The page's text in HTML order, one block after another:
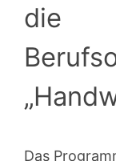
die
Das